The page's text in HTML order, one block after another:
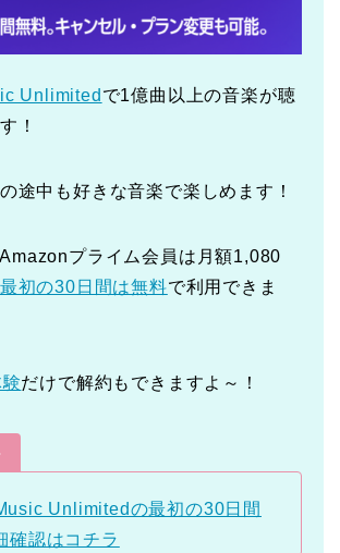
Unlimited で1億曲以上の音楽が聴
！
途中も好きな音楽で楽しめます！
プライム会員は月額1,080
最初の30日間は無料で利用できま
だけで解約もできますよ～！
Unlimitedの最初の30日間
確認はコチラ